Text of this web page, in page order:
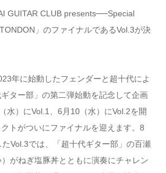
GUITAR CLUB presents──Special
」のファイナルであるVol.3が決
年に始動したフェンダーと超十代によ
ター部」の第二弾始動を記念して企画
水）にVol.1、6月10（水）にVol.2を開
トがついにファイナルを迎えます。8
Vol.3では、「超十代ギター部」の百瀬
がねぎ塩豚丼とともに演奏にチャレン